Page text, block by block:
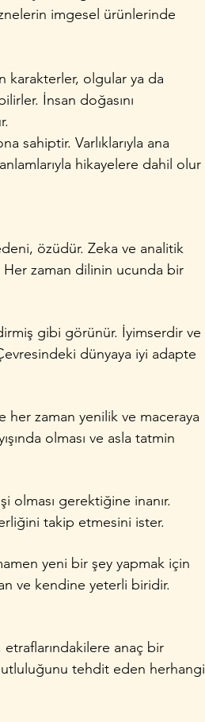
imgesel ürünlerinde
karakterler, olgular ya da
İnsan doğasını
sahiptir. Varlıklarıyla ana
hikayelere dahil olur
özüdür. Zeka ve analitik
Her zaman dilinin ucunda bir
gibi görünür. İyimserdir ve
dünyaya iyi adapte
zaman yenilik ve maceraya
olması ve asla tatmin
gerektiğine inanır.
takip etmesini ister.
yeni bir şey yapmak için
ve kendine yeterli biridir.
anaç bir
tehdit eden herhangi